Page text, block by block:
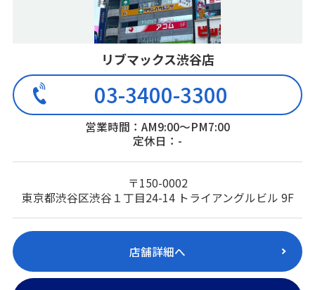
リブマックス渋谷店
03-3400-3300
営業時間：AM9:00～PM7:00
定休日：-
〒150-0002
東京都渋谷区渋谷１丁目24-14 トライアングルビル 9F
店舗詳細へ